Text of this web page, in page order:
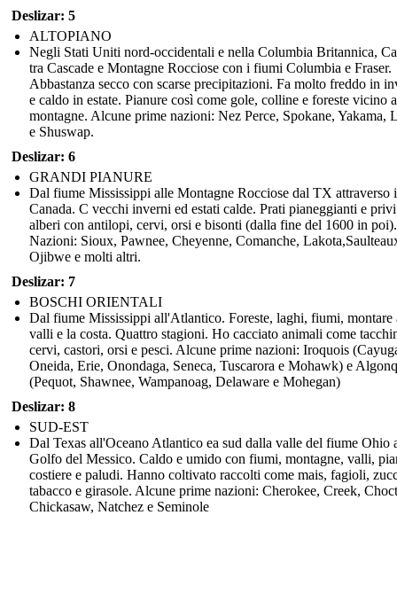
Deslizar: 5
ALTOPIANO
Negli Stati Uniti nord-occidentali e nella Columbia Britannica,
tra Cascade e Montagne Rocciose con i fiumi Columbia e Fraser.
Abbastanza secco con scarse precipitazioni. Fa molto freddo in
e caldo in estate. Pianure così come gole, colline e foreste vicino
montagne. Alcune prime nazioni: Nez Perce, Spokane, Yakama,
e Shuswap.
Deslizar: 6
GRANDI PIANURE
Dal fiume Mississippi alle Montagne Rocciose dal TX attraverso
Canada. C vecchi inverni ed estati calde. Prati pianeggianti e
alberi con antilopi, cervi, orsi e bisonti (dalla fine del 1600 in
Nazioni: Sioux, Pawnee, Cheyenne, Comanche,
Ojibwe e molti altri.
Deslizar: 7
BOSCHI ORIENTALI
Dal fiume Mississippi all'Atlantico. Foreste, laghi, fiumi, montare
valli e la costa. Quattro stagioni. Ho cacciato animali come
cervi, castori, orsi e pesci. Alcune prime nazioni: Iroquois
Oneida, Erie, Onondaga, Seneca, Tuscarora e Mohawk) e
(Pequot, Shawnee, Wampanoag, Delaware e Mohegan)
Deslizar: 8
SUD-EST
Dal Texas all'Oceano Atlantico ea sud dalla valle del fiume Ohio
Golfo del Messico. Caldo e umido con fiumi, montagne, valli,
costiere e paludi. Hanno coltivato raccolti come mais, fagioli,
tabacco e girasole. Alcune prime nazioni: Cherokee, Creek,
Chickasaw, Natchez e Seminole